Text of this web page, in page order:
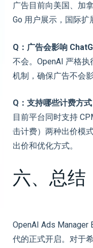
广告目前向美国、加
Go 用户展示，国际扩
Q：广告会影响
不会。OpenAI 严格
机制，确保广告不会
Q：支持哪些计费方式
目前平台同时支持
击计费）两种出价模
出价和优化方式。
六、总结
OpenAI Ads Manager
代的正式开启。对于